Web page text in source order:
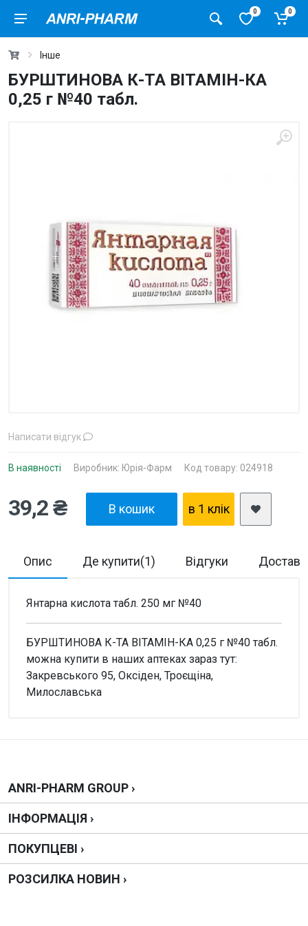
0 0
Інше
БУРШТИНОВА К-ТА ВІТАМІН-КА
0,25 г №40 табл.
Написати відгук
В наявності Виробник: Юрія-Фарм Код товару: 024918
39,2 ₴ В кошик в 1 клiк
Опис Де купити(1) Відгуки
Янтарна кислота табл. 250 мг №40
БУРШТИНОВА К-ТА ВІТАМІН-КА 0,25 г №40 табл.
можна купити в наших аптеках зараз тут:
Закревського 95, Оксіден, Троєщіна,
Милославська
Написати відгук
Оцінка
ANRI-PHARM GROUP ›
ІНФОРМАЦІЯ ›
ПОКУПЦЕВІ ›
РОЗСИЛКА НОВИН ›